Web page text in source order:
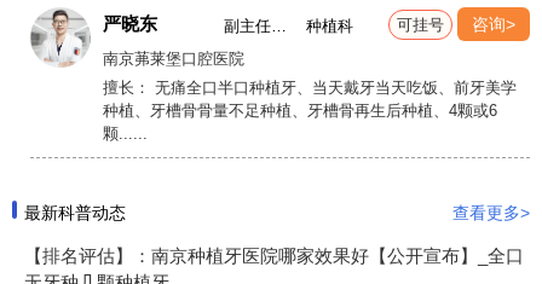
咨询>
严晓东
副主任医
师
种植科
可挂号
南京茀莱堡口腔医院
擅长： 无痛全口半口种植牙、当天戴牙当天吃饭、前牙美学
种植、牙槽骨骨量不足种植、牙槽骨再生后种植、4颗或6
颗......
最新科普动态 查看更多>
【排名评估】：南京种植牙医院哪家效果好【公开宣布】_全口